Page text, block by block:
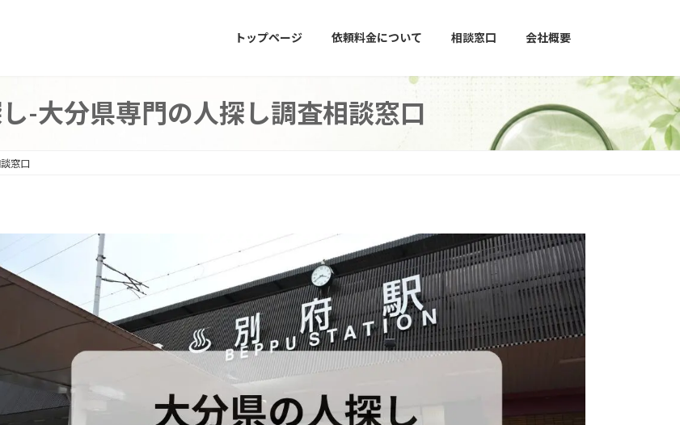
トップページ 依頼料金について 相談窓口 会社概要
-大分県専門の人探し調査相談窓口
窓口